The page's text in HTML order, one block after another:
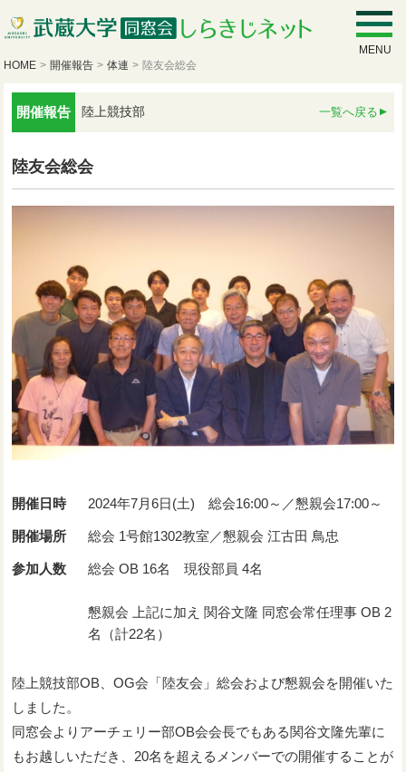
MENU
HOME > 開催報告 > 体連 > 陸友会総会
開催報告 陸上競技部 一覧へ戻る
陸友会総会
開催日時 2024年7月6日(土) 総会16:00～／懇親会17:00～
開催場所 総会 1号館1302教室／懇親会 江古田 鳥忠
参加人数 総会 OB 16名 現役部員 4名
懇親会 上記に加え 関谷文隆 同窓会常任理事 OB 2
名（計22名）
陸上競技部OB、OG会「陸友会」総会および懇親会を開催いた
しました。
同窓会よりアーチェリー部OB会会長でもある関谷文隆先輩に
もお越しいただき、20名を超えるメンバーでの開催することが